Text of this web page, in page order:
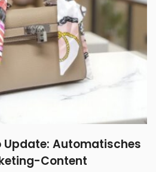
Update: Automatisches
Content